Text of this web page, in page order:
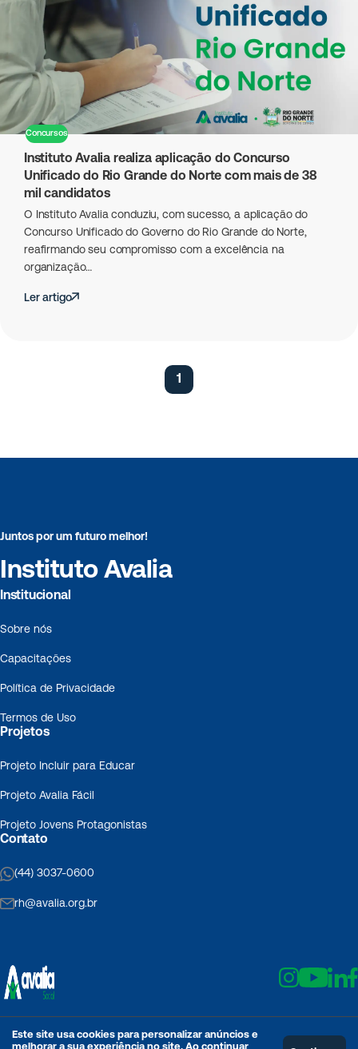
Concursos
Instituto Avalia realiza aplicação do Concurso
Unificado do Rio Grande do Norte com mais de 38
mil candidatos
O Instituto Avalia conduziu, com sucesso, a aplicação do
Concurso Unificado do Governo do Rio Grande do Norte,
reafirmando seu compromisso com a excelência na
organização…
Ler artigo
1
Juntos por um futuro melhor!
Instituto Avalia
Institucional
Sobre nós
Capacitações
Política de Privacidade
Termos de Uso
Projetos
Projeto Incluir para Educar
Projeto Avalia Fácil
Projeto Jovens Protagonistas
Contato
(44) 3037-0600
rh@avalia.org.br
Este site usa cookies para personalizar anúncios e